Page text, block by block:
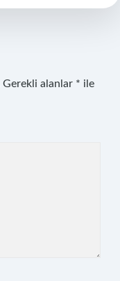
Gerekli alanlar * ile